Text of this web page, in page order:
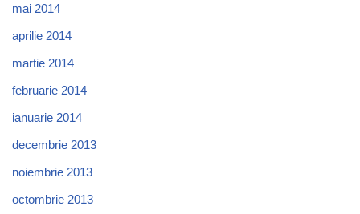
mai 2014
aprilie 2014
martie 2014
februarie 2014
ianuarie 2014
decembrie 2013
noiembrie 2013
octombrie 2013